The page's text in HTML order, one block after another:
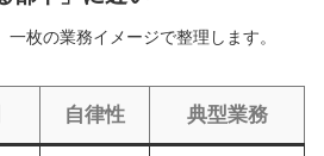
一枚の業務イメージで整理します。
自律性 典型業務